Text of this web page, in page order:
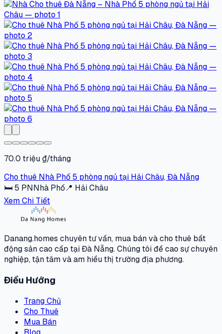
70.0 triệu ₫/tháng
Cho thuê Nhà Phố 5 phòng ngủ tại Hải Châu, Đà Nẵng
🛏 5 PNNhà Phố📍 Hải Châu
Xem Chi Tiết
Danang.homes chuyên tư vấn, mua bán và cho thuê bất
động sản cao cấp tại Đà Nẵng. Chúng tôi đề cao sự chuyên
nghiệp, tận tâm và am hiểu thị trường địa phương.
Điều Hướng
Trang Chủ
Cho Thuê
Mua Bán